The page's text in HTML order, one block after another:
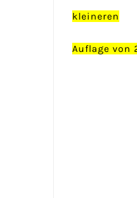
kleineren
Auflage von